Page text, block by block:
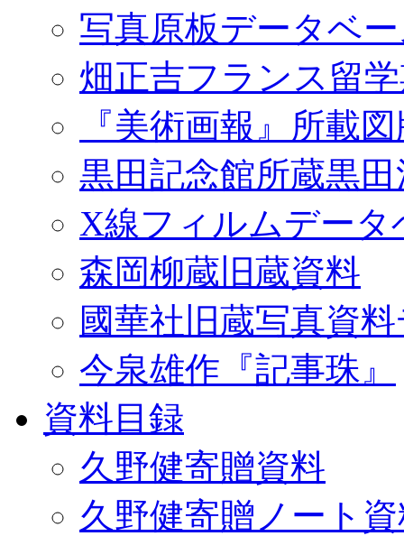
写真原板データベ
畑正吉フランス留
『美術画報』所載
黒田記念館所蔵黒
X線フィルムデータ
森岡柳蔵旧蔵資料
國華社旧蔵写真資
今泉雄作『記事珠』
資料目録
久野健寄贈資料
久野健寄贈ノート